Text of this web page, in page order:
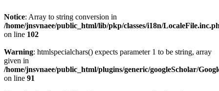
Notice: Array to string conversion in
/home/jnsvnaee/public_html/lib/pkp/classes/i18n/
on line 102
Warning: htmlspecialchars() expects parameter 1 to be string, array
given in
/home/jnsvnaee/public_html/plugins/generic/googleScholar/
on line 91